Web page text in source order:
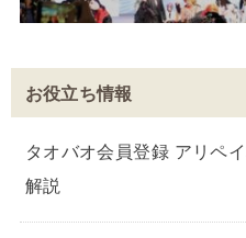
お役立ち情報
タオバオ会員登録 アリペ
解説